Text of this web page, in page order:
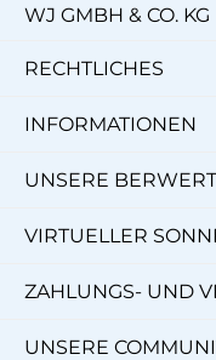
WJ GMBH & CO. KG
RECHTLICHES
INFORMATIONEN
UNSERE
VIRTUELLER
ZAHLUNGS- UND
UNSERE